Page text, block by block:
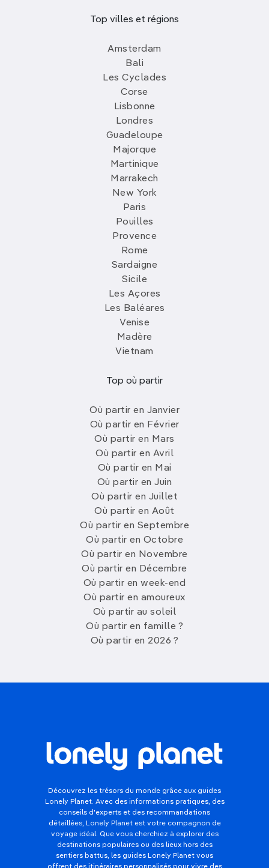
Top villes et régions
Amsterdam
Bali
Les Cyclades
Corse
Lisbonne
Londres
Guadeloupe
Majorque
Martinique
Marrakech
New York
Paris
Pouilles
Provence
Rome
Sardaigne
Sicile
Les Açores
Les Baléares
Venise
Madère
Vietnam
Top où partir
Où partir en Janvier
Où partir en Février
Où partir en Mars
Où partir en Avril
Où partir en Mai
Où partir en Juin
Où partir en Juillet
Où partir en Août
Où partir en Septembre
Où partir en Octobre
Où partir en Novembre
Où partir en Décembre
Où partir en week-end
Où partir en amoureux
Où partir au soleil
Où partir en famille ?
Où partir en 2026 ?
Découvrez les trésors du monde grâce aux guides
Lonely Planet. Avec des informations pratiques, des
conseils d'experts et des recommandations
détaillées, Lonely Planet est votre compagnon de
voyage idéal. Que vous cherchiez à explorer des
destinations populaires ou des lieux hors des
sentiers battus, les guides Lonely Planet vous